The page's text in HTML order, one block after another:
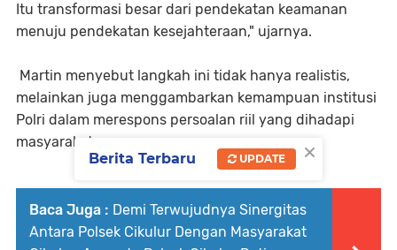
Itu transformasi besar dari pendekatan keamanan
menuju pendekatan kesejahteraan," ujarnya.
Martin menyebut langkah ini tidak hanya realistis,
melainkan juga menggambarkan kemampuan institusi
Polri dalam merespons persoalan riil yang dihadapi
masyarakat.
Baca Juga : Demi Terwujudnya Sinergitas
Antara Polsek Cikulur Dengan Masyarakat
×
Berita Terbaru UPDATE